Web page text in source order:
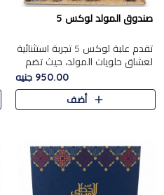
صندوق المولد لوكس 5
تقدم علبة لوكس 5 تجربة استثنائية
لعشاق حلويات المولد، حيث تضم
42 قطعة من تشكيلة فاخرة تجمع
بين أشهر الأصناف التقليدية وأصناف
مميزة مختارة بع..
950.00 جنيه
أضف